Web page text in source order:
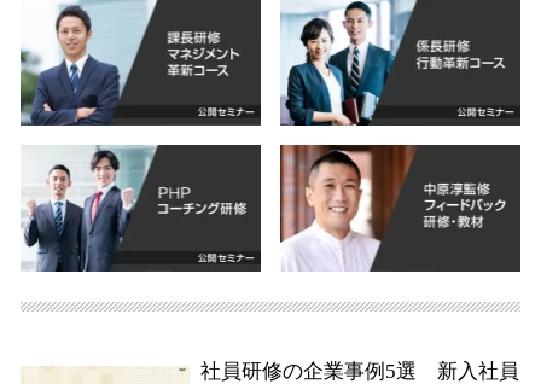
社員研修の企業事例5選 新入社員